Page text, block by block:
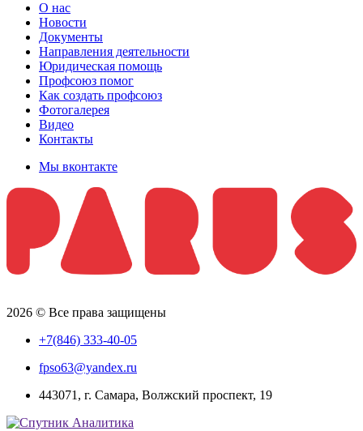
О нас
Новости
Документы
Направления деятельности
Юридическая помощь
Профсоюз помог
Как создать профсоюз
Фотогалерея
Видео
Контакты
Мы вконтакте
2026 © Все права защищены
+7(846) 333-40-05
fpso63@yandex.ru
443071, г. Самара, Волжский проспект, 19